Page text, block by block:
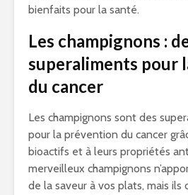
bienfaits pour la santé.
Les champignons :
superaliments pour
du cancer
Les champignons sont des
pour la prévention du cancer
bioactifs et à leurs propriétés
merveilleux champignons
de la saveur à vos plats, mais